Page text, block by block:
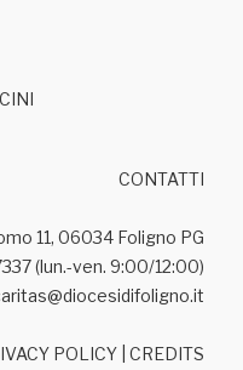
CONTATTI
11, 06034 Foligno PG
(lun.-ven. 9:00/12:00)
POLICY CREDITS